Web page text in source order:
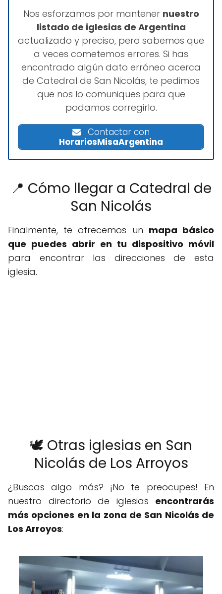
Nos esforzamos por mantener nuestro
listado de iglesias de Argentina
actualizado y preciso, pero sabemos que
a veces cometemos errores. Si has
encontrado algún dato erróneo acerca
de Catedral de San Nicolás, te pedimos
que nos lo comuniques para que
podamos corregirlo.
Contactar con
HorariosMisaArgentina
📍 Cómo llegar a Catedral de
San Nicolás
Finalmente, te ofrecemos un mapa básico
que puedes abrir en tu dispositivo móvil
para encontrar las direcciones de esta
iglesia.
🕊️ Otras iglesias en San
Nicolás de Los Arroyos
¿Buscas algo más? ¡No te preocupes! En
nuestro directorio de iglesias encontrarás
más opciones en la zona de San Nicolás de
Los Arroyos: